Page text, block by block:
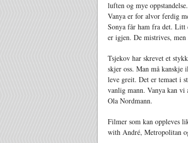
luften og mye
Vanya er for alvor ferdig
Sonya får ham fra det. Litt
er igjen. De mistrives,
Tsjekov har skrevet et
skjer oss. Man må kanskje
leve greit. Det er temaet i
vanlig mann. Vanya kan vi
Ola Nordmann.
Filmer som kan oppleves
with André, Metropolitan